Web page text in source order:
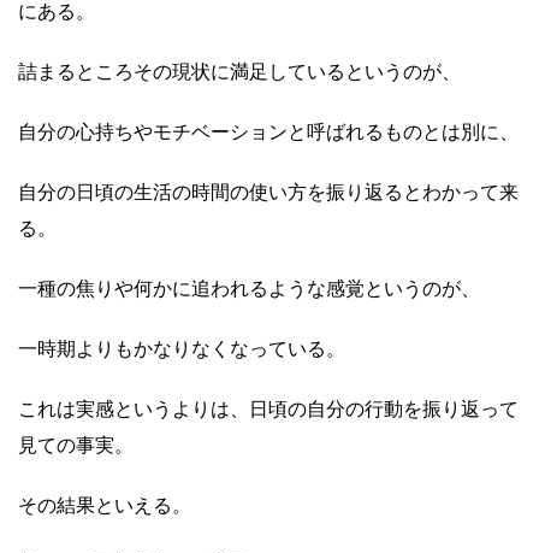
にある。
詰まるところその現状に満足しているというのが、
自分の心持ちやモチベーションと呼ばれるものとは別に、
自分の日頃の生活の時間の使い方を振り返るとわかって来
る。
一種の焦りや何かに追われるような感覚というのが、
一時期よりもかなりなくなっている。
これは実感というよりは、日頃の自分の行動を振り返って
見ての事実。
その結果といえる。